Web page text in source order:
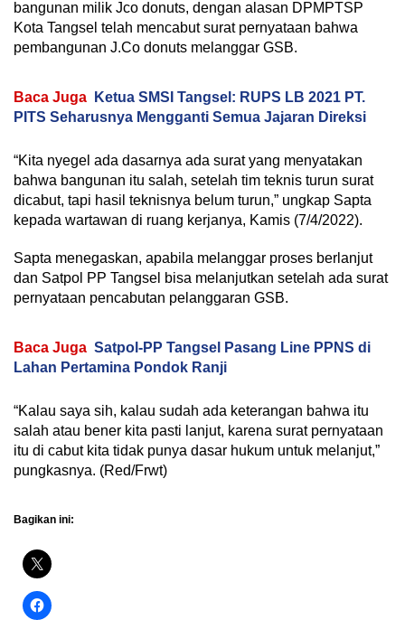
bangunan milik Jco donuts, dengan alasan DPMPTSP
Kota Tangsel telah mencabut surat pernyataan bahwa
pembangunan J.Co donuts melanggar GSB.
Baca Juga
Ketua SMSI Tangsel: RUPS LB 2021 PT.
PITS Seharusnya Mengganti Semua Jajaran Direksi
“Kita nyegel ada dasarnya ada surat yang menyatakan
bahwa bangunan itu salah, setelah tim teknis turun surat
dicabut, tapi hasil teknisnya belum turun,” ungkap Sapta
kepada wartawan di ruang kerjanya, Kamis (7/4/2022).
Sapta menegaskan, apabila melanggar proses berlanjut
dan Satpol PP Tangsel bisa melanjutkan setelah ada surat
pernyataan pencabutan pelanggaran GSB.
Baca Juga Satpol-PP Tangsel Pasang Line PPNS di
Lahan Pertamina Pondok Ranji
“Kalau saya sih, kalau sudah ada keterangan bahwa itu
salah atau bener kita pasti lanjut, karena surat pernyataan
itu di cabut kita tidak punya dasar hukum untuk melanjut,”
pungkasnya. (Red/Frwt)
Bagikan ini: